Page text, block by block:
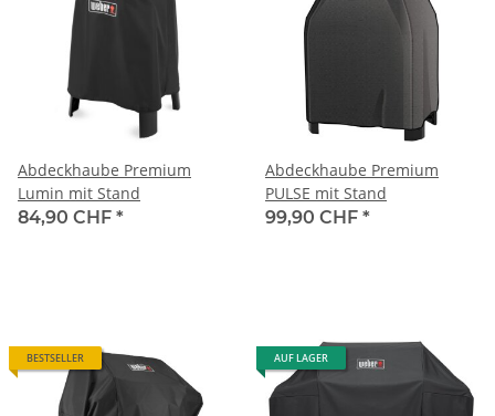
Abdeckhaube Premium
Lumin mit Stand
84,90 CHF *
Abdeckhaube Premium
PULSE mit Stand
99,90 CHF *
BESTSELLER AUF LAGER